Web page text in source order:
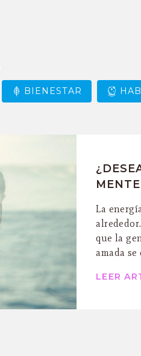
BIENESTAR
La
que la
amada se
LEER